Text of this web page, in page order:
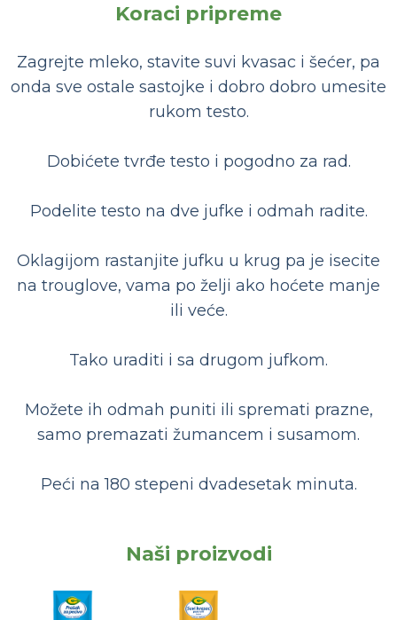
Koraci pripreme
Zagrejte mleko, stavite suvi kvasac i šećer, pa
onda sve ostale sastojke i dobro dobro umesite
rukom testo.
Dobićete tvrđe testo i pogodno za rad.
Podelite testo na dve jufke i odmah radite.
Oklagijom rastanjite jufku u krug pa je isecite
na trouglove, vama po želji ako hoćete manje
ili veće.
Tako uraditi i sa drugom jufkom.
Možete ih odmah puniti ili spremati prazne,
samo premazati žumancem i susamom.
Peći na 180 stepeni dvadesetak minuta.
Naši proizvodi